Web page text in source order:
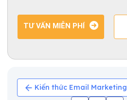
TƯ VẤN MIỄN PHÍ
Kiến thức Email Marketing